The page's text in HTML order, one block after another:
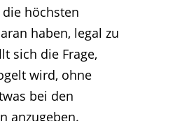
höchsten
haben, legal zu
sich die Frage,
wird, ohne
bei den
anzugeben.